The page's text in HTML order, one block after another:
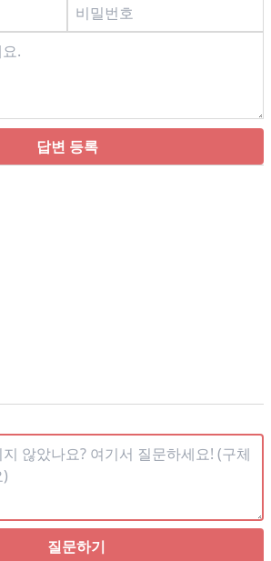
답변 등록
질문하기